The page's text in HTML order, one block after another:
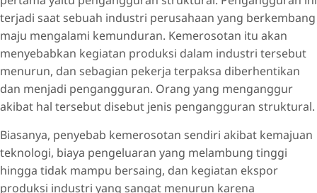
terjadi saat sebuah industri perusahaan yang berkembang
maju mengalami kemunduran. Kemerosotan itu akan
menyebabkan kegiatan produksi dalam industri tersebut
menurun, dan sebagian pekerja terpaksa diberhentikan
dan menjadi pengangguran. Orang yang menganggur
akibat hal tersebut disebut jenis pengangguran struktural.
Biasanya, penyebab kemerosotan sendiri akibat kemajuan
teknologi, biaya pengeluaran yang melambung tinggi
hingga tidak mampu bersaing, dan kegiatan ekspor
produksi industri yang sangat menurun karena